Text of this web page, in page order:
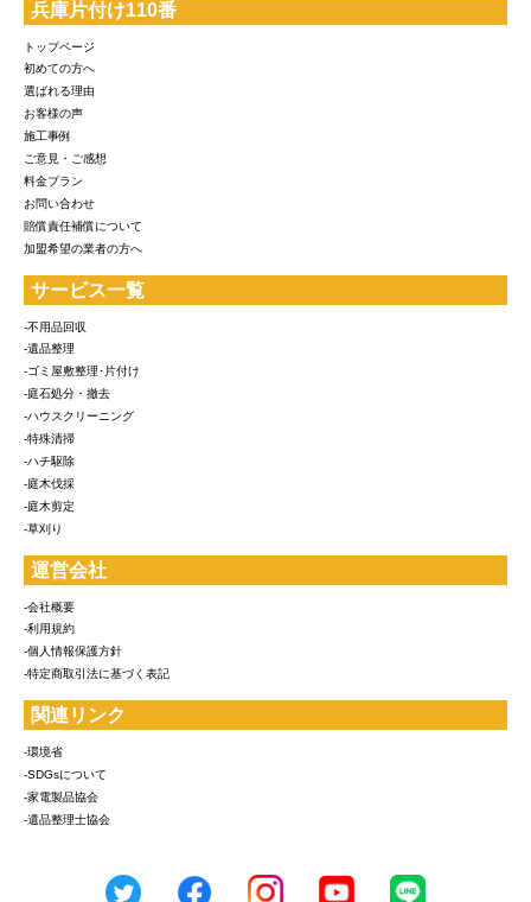
兵庫片付け110番
トップページ
初めての方へ
選ばれる理由
お客様の声
施工事例
ご意見・ご感想
料金プラン
お問い合わせ
賠償責任補償について
加盟希望の業者の方へ
サービス一覧
-不用品回収
-遺品整理
-ゴミ屋敷整理･片付け
-庭石処分・撤去
-ハウスクリーニング
-特殊清掃
-ハチ駆除
-庭木伐採
-庭木剪定
-草刈り
運営会社
-会社概要
-利用規約
-個人情報保護方針
-特定商取引法に基づく表記
関連リンク
-環境省
-SDGsについて
-家電製品協会
-遺品整理士協会